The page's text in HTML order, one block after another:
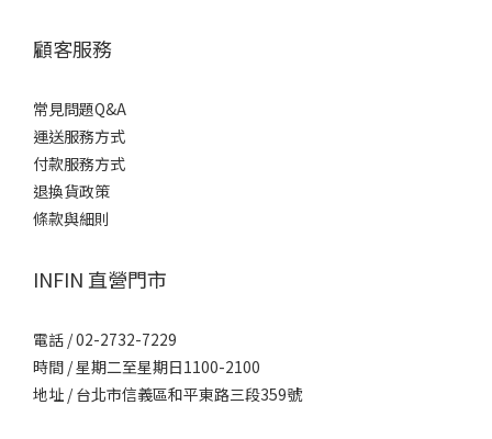
顧客服務
常見問題Q&A
運送服務方式
付款服務方式
退換貨政策
條款與細則
INFIN 直營門市
電話 / 02-2732-7229
時間 / 星期二至星期日1100-2100
地址 / 台北市信義區和平東路三段359號